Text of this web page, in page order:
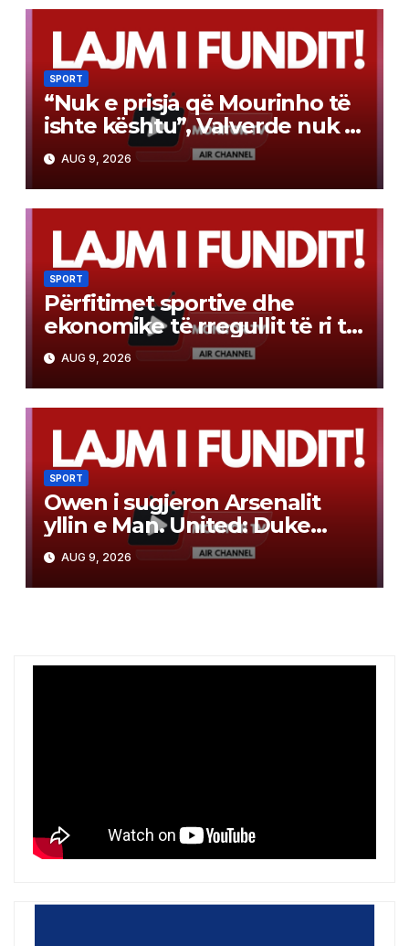
SPORT
“Nuk e prisja që Mourinho të
ishte kështu”, Valverde nuk e
fsheh dot të vërtetën
AUG 9, 2026
SPORT
Përfitimet sportive dhe
ekonomike të rregullit të ri të
miratuar nga FSHF për
sezonin e ardhshëm
AUG 9, 2026
SPORT
Owen i sugjeron Arsenalit
yllin e Man. United: Duke
lojtari i përsosur për ata
AUG 9, 2026